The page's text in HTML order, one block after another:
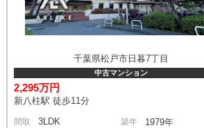
千葉県松戸市日暮7丁目
中古マンション
2,295万円
新八柱駅 徒歩11分
間取 3LDK 築年 1979年